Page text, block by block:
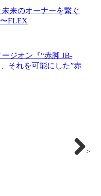
未来のオーナーを繋ぐ
FLEX
ジオン『“赤脚 JB-
それを可能にした”赤
>